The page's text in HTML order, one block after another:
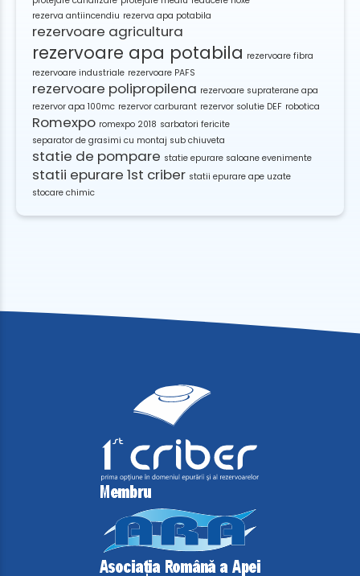
rezerva antiincendiu rezerva apa potabila
rezervoare agricultura
rezervoare apa potabila rezervoare fibra
rezervoare industriale rezervoare PAFS
rezervoare polipropilena rezervoare supraterane apa
rezervor apa 100mc rezervor carburant rezervor solutie DEF robotica
Romexpo romexpo 2018 sarbatori fericite
separator de grasimi cu montaj sub chiuveta
statie de pompare statie epurare saloane evenimente
statii epurare 1st criber statii epurare ape uzate
stocare chimic